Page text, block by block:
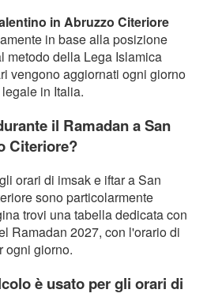
in Abruzzo Citeriore
in base alla posizione
metodo della Lega Islamica
vengono aggiornati ogni giorno
in Italia.
il Ramadan a San
Citeriore?
gli orari di imsak e iftar a San
sono particolarmente
trovi una tabella dedicata con
Ramadan 2027, con l'orario di
ogni giorno.
è usato per gli orari di